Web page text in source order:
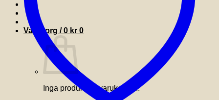
Varukorg /0 kr 0
Inga produkter i varukorgen.